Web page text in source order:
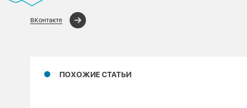
ВКонтакте
ПОХОЖИЕ СТАТЬИ